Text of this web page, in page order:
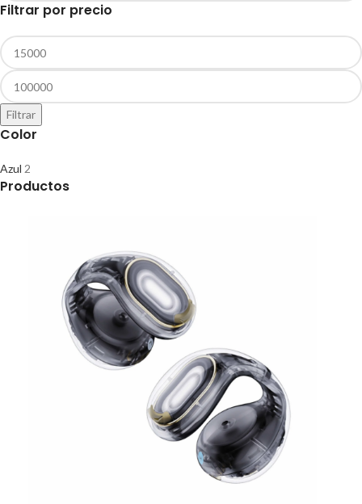
Filtrar por precio
Filtrar
Color
Azul 2
Productos